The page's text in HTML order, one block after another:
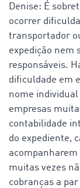
Denise: É
ocorrer
transportador
expedição nem
responsáveis.
dificuldade em
nome
empresas
contabilidade
do expediente,
acompanharem
muitas vezes
cobranças a